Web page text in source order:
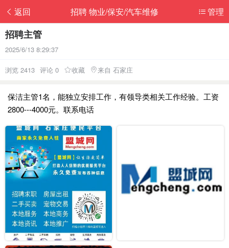
返回 管理
招聘 物业/保安/汽车维修
招聘主管
2025/6/13 8:29:37
浏览 2413 评论 0 收藏 来自 石家庄
保洁主管1名，能独立安排工作，有领导类相关工作经验。工资
2800---4000元。联系电话